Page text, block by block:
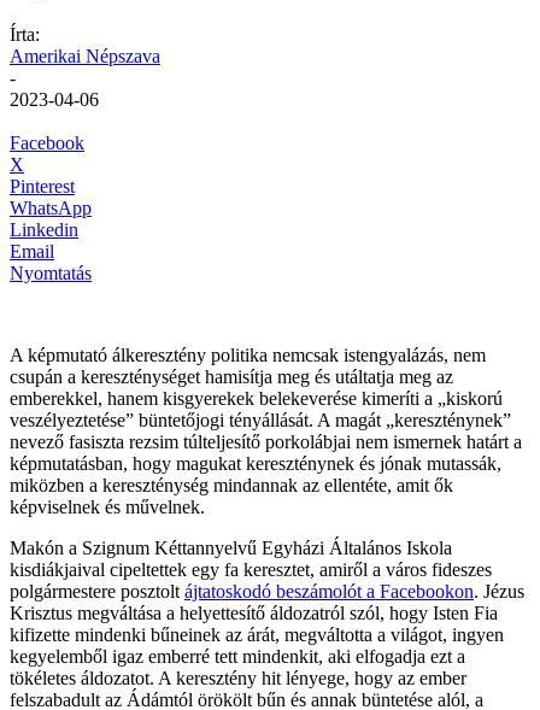
Írta:
Amerikai Népszava
-
2023-04-06
Facebook
X
Pinterest
WhatsApp
Linkedin
Email
Nyomtatás
A képmutató álkeresztény politika nemcsak istengyalázás, nem
csupán a kereszténységet hamisítja meg és utáltatja meg az
emberekkel, hanem kisgyerekek belekeverése kimeríti a „kiskorú
veszélyeztetése” büntetőjogi tényállását. A magát „kereszténynek”
nevező fasiszta rezsim túlteljesítő porkolábjai nem ismernek határt a
képmutatásban, hogy magukat kereszténynek és jónak mutassák,
miközben a kereszténység mindannak az ellentéte, amit ők
képviselnek és művelnek.
Makón a Szignum Kéttannyelvű Egyházi Általános Iskola
kisdiákjaival cipeltettek egy fa keresztet, amiről a város fideszes
polgármestere posztolt ájtatoskodó beszámolót a Facebookon. Jézus
Krisztus megváltása a helyettesítő áldozatról szól, hogy Isten Fia
kifizette mindenki bűneinek az árát, megváltotta a világot, ingyen
kegyelemből igaz emberré tett mindenkit, aki elfogadja ezt a
tökéletes áldozatot. A keresztény hit lényege, hogy az ember
felszabadult az Ádámtól örökölt bűn és annak büntetése alól, a